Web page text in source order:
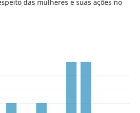
das mulheres e suas ações no